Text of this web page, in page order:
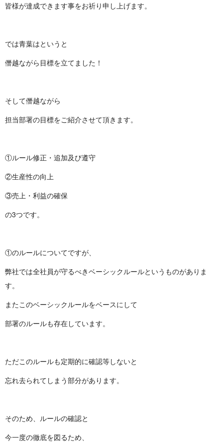
皆様が達成できます事をお祈り申し上げます。
では青葉はというと
僭越ながら目標を立てました！
そして僭越ながら
担当部署の目標をご紹介させて頂きます。
①ルール修正・追加及び遵守
②生産性の向上
③売上・利益の確保
の3つです。
①のルールについてですが、
弊社では全社員が守るべきベーシックルールというものがありま
す。
またこのベーシックルールをベースにして
部署のルールも存在しています。
ただこのルールも定期的に確認等しないと
忘れ去られてしまう部分があります。
そのため、ルールの確認と
今一度の徹底を図るため、